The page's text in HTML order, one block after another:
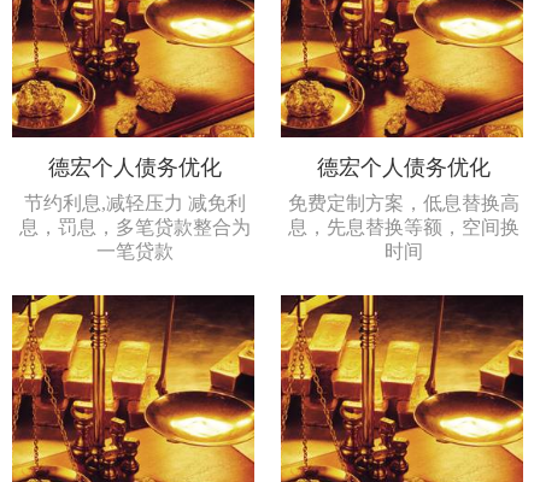
德宏个人债务优化
节约利息,减轻压力 减免利
息，罚息，多笔贷款整合为
一笔贷款
德宏个人债务优化
免费定制方案，低息替换高
息，先息替换等额，空间换
时间